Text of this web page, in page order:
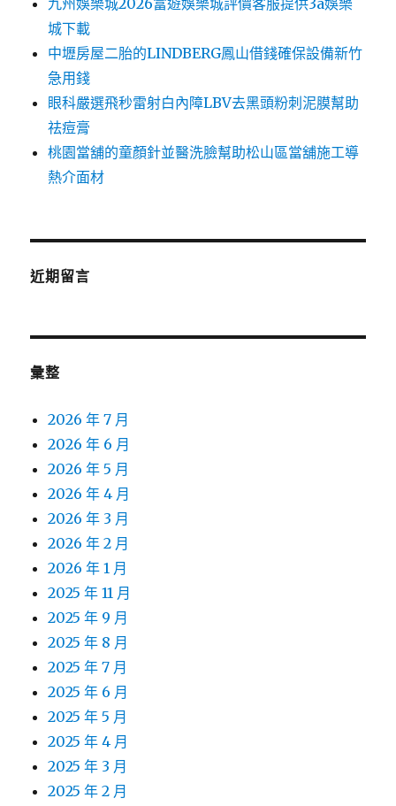
九州娛樂城2026富遊娛樂城評價客服提供3a娛樂
城下載
中壢房屋二胎的LINDBERG鳳山借錢確保設備新竹
急用錢
眼科嚴選飛秒雷射白內障LBV去黑頭粉刺泥膜幫助
祛痘膏
桃園當舖的童顏針並醫洗臉幫助松山區當舖施工導
熱介面材
近期留言
彙整
2026 年 7 月
2026 年 6 月
2026 年 5 月
2026 年 4 月
2026 年 3 月
2026 年 2 月
2026 年 1 月
2025 年 11 月
2025 年 9 月
2025 年 8 月
2025 年 7 月
2025 年 6 月
2025 年 5 月
2025 年 4 月
2025 年 3 月
2025 年 2 月